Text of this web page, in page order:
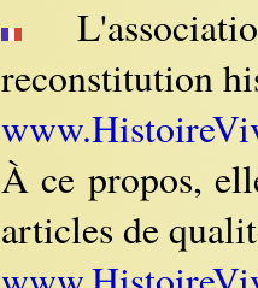
reconstitution
À ce propos,
articles de